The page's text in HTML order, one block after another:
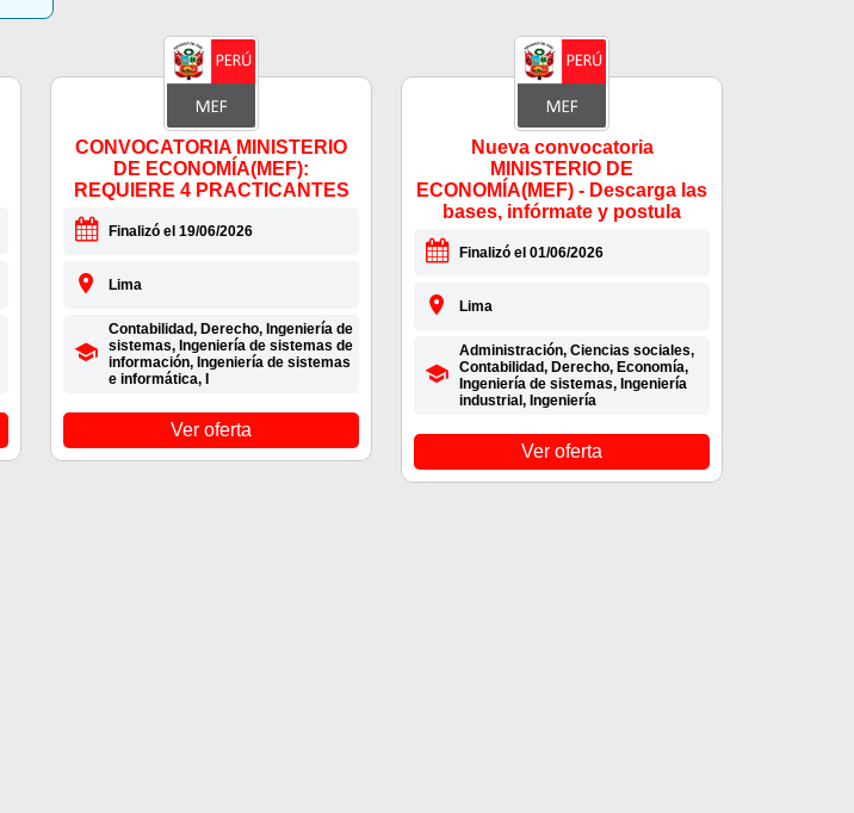
CONVOCATORIA MINISTERIO
DE ECONOMÍA(MEF):
REQUIERE 4 PRACTICANTES
Finalizó el 19/06/2026
Lima
Contabilidad, Derecho, Ingeniería de
sistemas, Ingeniería de sistemas de
información, Ingeniería de sistemas
e informática, I
Ver oferta
Nueva convocatoria
MINISTERIO DE
ECONOMÍA(MEF) - Descarga las
bases, infórmate y postula
Finalizó el 01/06/2026
Lima
Administración, Ciencias sociales,
Contabilidad, Derecho, Economía,
Ingeniería de sistemas, Ingeniería
industrial, Ingeniería
Ver oferta